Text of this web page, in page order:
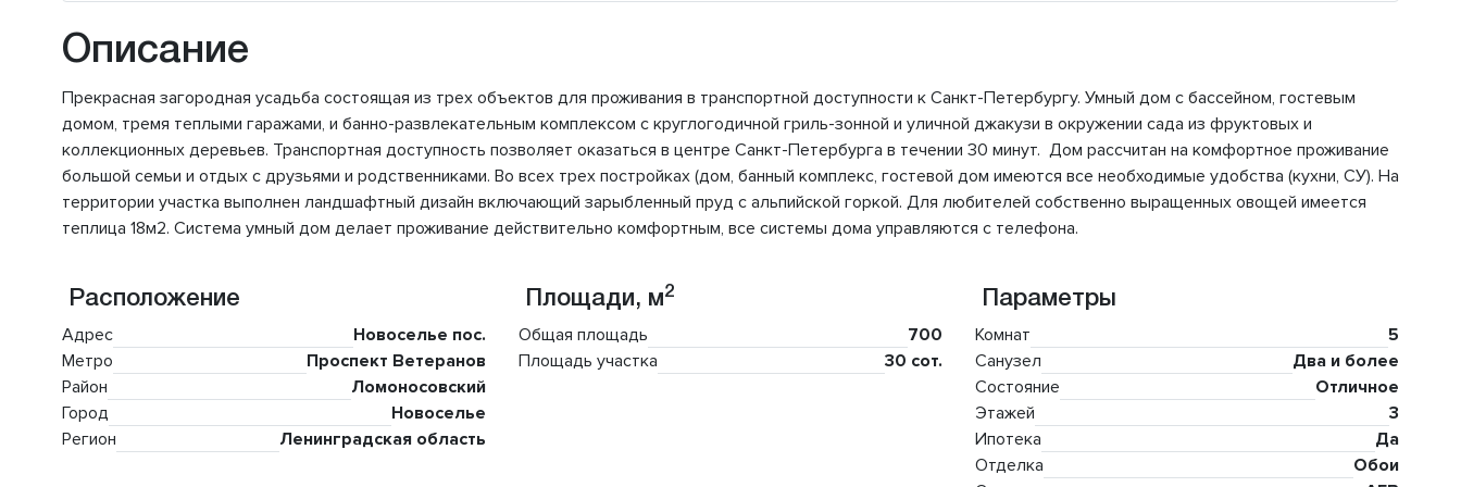
Описание
Прекрасная загородная усадьба состоящая из трех объектов для проживания в транспортной доступности к Санкт-Петербургу. Умный дом с бассейном, гостевым
домом, тремя теплыми гаражами, и банно-развлекательным комплексом с круглогодичной гриль-зонной и уличной джакузи в окружении сада из фруктовых и
коллекционных деревьев. Транспортная доступность позволяет оказаться в центре Санкт-Петербурга в течении 30 минут. Дом рассчитан на комфортное проживание
большой семьи и отдых с друзьями и родственниками. Во всех трех постройках (дом, банный комплекс, гостевой дом имеются все необходимые удобства (кухни, СУ). На
территории участка выполнен ландшафтный дизайн включающий зарыбленный пруд с альпийской горкой. Для любителей собственно выращенных овощей имеется
теплица 18м2. Система умный дом делает проживание действительно комфортным, все системы дома управляются с телефона.
Расположение
Адрес
Новоселье пос.
Метро
Проспект Ветеранов
Район
Ломоносовский
Город
Новоселье
Регион
Ленинградская область
Площади, м2
Общая площадь
700
Площадь участка
30 сот.
Параметры
Комнат
5
Санузел
Два и более
Состояние
Отличное
Этажей
3
Ипотека
Да
Отделка
Обои